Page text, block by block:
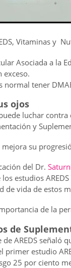
Vitaminas y
Asociada a la
exceso.
normal tener
ojos
luchar
y
mejora su
del Dr.
estudios
de vida de estos
de la
de
AREDS señaló
primer estudio
25 por ciento